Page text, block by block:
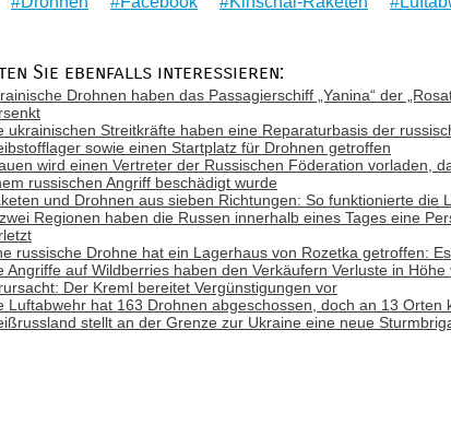
Sie ebenfalls interessieren:
Drohnen haben das Passagierschiff „Yanina“ der
ukrainischen Streitkräfte haben eine Reparaturbasis der
sowie einen Startplatz für Drohnen getroffen
wird einen Vertreter der Russischen Föderation vorladen,
russischen Angriff beschädigt wurde
und Drohnen aus sieben Richtungen: So funktionierte die
Regionen haben die Russen innerhalb eines Tages eine
russische Drohne hat ein Lagerhaus von Rozetka getroffen:
Angriffe auf Wildberries haben den Verkäufern Verluste in
Der Kreml bereitet Vergünstigungen vor
Luftabwehr hat 163 Drohnen abgeschossen, doch an 13 Orten
stellt an der Grenze zur Ukraine eine neue